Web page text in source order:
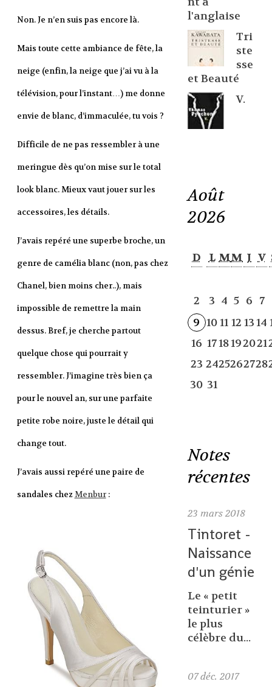
Non. Je n’en suis pas encore là.
Mais toute cette ambiance de fête, la
neige (enfin, la neige que j’ai vu à la
télévision, pour l’instant…) me donne
envie de blanc, d’immaculée, tu vois ?
Difficile de ne pas ressembler à une
meringue dès qu’on mise sur le total
look blanc. Mieux vaut jouer sur les
accessoires, les détails.
J’avais repéré une superbe broche, un
genre de camélia blanc (non, pas chez
Chanel, bien moins cher..), mais
impossible de remettre la main
dessus. Bref, je cherche partout
quelque chose qui pourrait y
ressembler. J’imagine très bien ça
pour le nouvel an, sur une parfaite
petite robe noire, juste le détail qui
change tout.
J’avais aussi repéré une paire de
sandales chez Menbur:
l'anglaise
Tri
ste
sse
et Beauté
V.
Août
2026
D L MM J V
2 3 4 5 6 7
9 1011 12 1314
16 1718192021
23 2425262728
30 31
Notes
récentes
23 mars 2018
Tintoret -
Naissance
d'un génie
Le « petit
teinturier »
le plus
célèbre du...
07 déc. 2017